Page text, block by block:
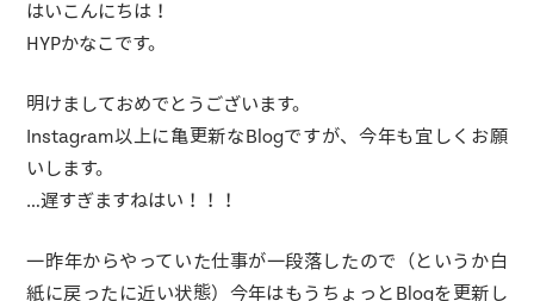
はいこんにちは！
HYPかなこです。
明けましておめでとうございます。
Instagram以上に亀更新なBlogですが、今年も宜しくお願
いします。
…遅すぎますねはい！！！
一昨年からやっていた仕事が一段落したので（というか白
紙に戻ったに近い状態）今年はもうちょっとBlogを更新し